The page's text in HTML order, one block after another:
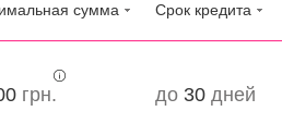
сумма Срок кредита
грн. до 30 дней